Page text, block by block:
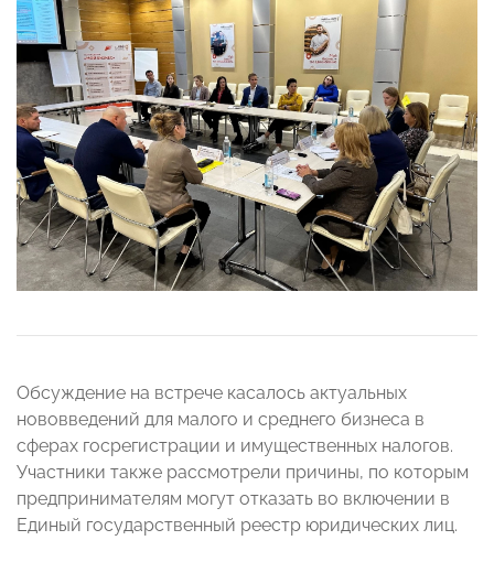
Обсуждение на встрече касалось актуальных
нововведений для малого и среднего бизнеса в
сферах госрегистрации и имущественных налогов.
Участники также рассмотрели причины, по которым
предпринимателям могут отказать во включении в
Единый государственный реестр юридических лиц.